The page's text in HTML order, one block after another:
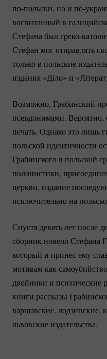
по-польски, но и по-
воспитанный в
Стефана был греко-
Стефан мог отправлять
только в польские
издания «Діло» и
Возможно, Грабинский
псевдонимами. Вероятно,
печать. Однако это лишь
польской идентичности
Грабинского в польской
полонистики,
церкви, издание
исключительно на
Спустя девять лет после
сборник новелл Стефана
который и принес ему
мотивам как
двойники и психические
книги рассказы
варшавские, лодзинские,
львовские издательства.